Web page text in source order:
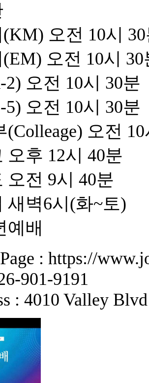
오전 10시
오전 10시 30
오전 10시 30분
오전 10시 30분
(Colleage) 오전
오후 12시 40분
오전 9시 40분
새벽6시(화~토)
예배
: https://
901-9191
: 4010 Valley